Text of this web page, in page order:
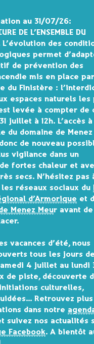
au 31/07/26:
DE L’ENSEMBLE DU
L’évolution des
permet
de prévention des
mis en place
du Finistère :
espaces naturels les
levée à compter de
juillet à 12h. L’accès à
du domaine de Menez
de nouveau
vigilance dans un
fortes chaleur et
secs. N’hésitez pas
réseaux sociaux du
d’Armorique et
Menez Meur avant de
vacances d’été, nous
tous les jours de
4 juillet au lundi
de piste, découverte
culturelles,
Retrouvez plus
dans notre
suivez nos actualités
Facebook. A bientôt